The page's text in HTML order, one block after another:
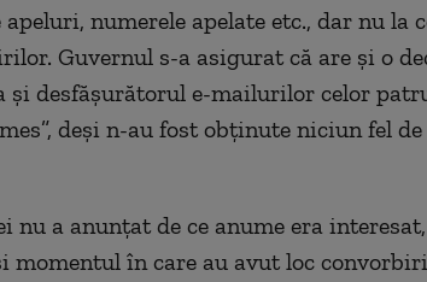
numerele apelate etc., dar nu la
Guvernul s-a asigurat că are și o
și desfășurătorul e-mailurilor celor
deși n-au fost obținute niciun fel
nu a anunțat de ce anume era
în care au avut loc